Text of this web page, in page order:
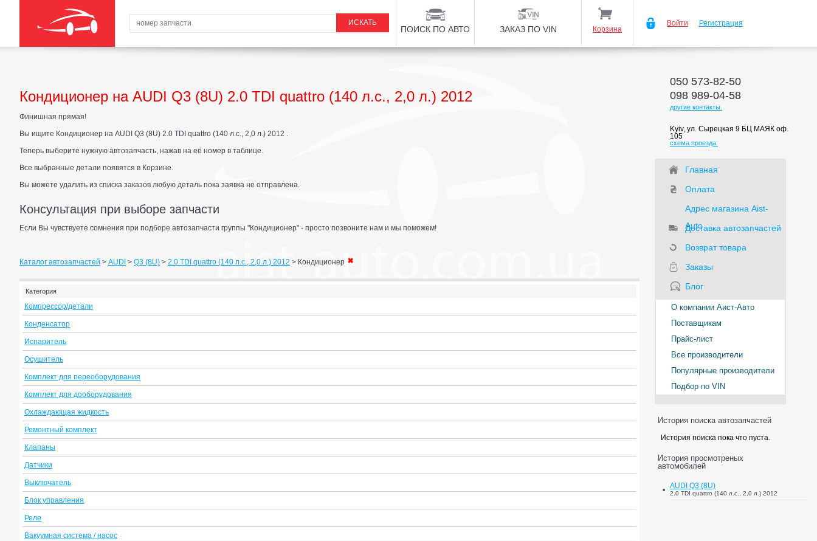
ПОИСК ПО АВТО ЗАКАЗ ПО VIN Корзина
Войти Регистрация
Кондиционер на AUDI Q3 (8U) 2.0 TDI quattro (140 л.с., 2,0 л.) 2012
Финишная прямая!
Вы ищите Кондиционер на AUDI Q3 (8U) 2.0 TDI quattro (140 л.с., 2,0 л.) 2012 .
Теперь выберите нужную автозапчасть, нажав на её номер в таблице.
Все выбранные детали появятся в Корзине.
Вы можете удалить из списка заказов любую деталь пока заявка не отправлена.
Консультация при выборе запчасти
Если Вы чувствуете сомнения при подборе автозапчасти группы "Кондиционер" - просто позвоните нам и мы поможем!
Каталог автозапчастей > AUDI > Q3 (8U) > 2.0 TDI quattro (140 л.с., 2,0 л.) 2012 > Кондиционер
Категория
Компрессор/детали
Конденсатор
Испаритель
Осушитель
Комплект для переоборудования
Комплект для дооборудования
Охлаждающая жидкость
Ремонтный комплект
Клапаны
Датчики
Выключатель
Блок управления
Реле
Вакуумная система / насос
050 573-82-50
098 989-04-58
другие контакты.
Kyiv, ул. Сырецкая 9 БЦ МАЯК оф.
105
схема проезда.
Главная
Оплата
Адрес магазина Aist-
Auto
Доставка автозапчастей
Возврат товара
Заказы
Блог
О компании Аист-Авто
Поставщикам
Прайс-лист
Все производители
Популярные производители
Подбор по VIN
История поиска автозапчастей
История поиска пока что пуста.
История просмотреных
автомобилей
AUDI Q3 (8U)
2.0 TDI quattro (140 л.с., 2,0 л.) 2012